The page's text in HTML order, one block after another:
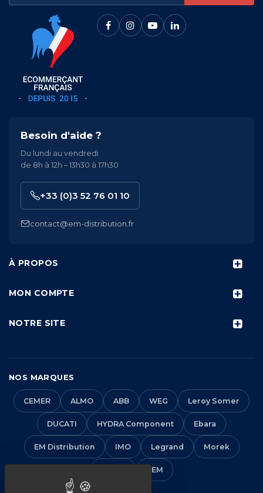
À PROPOS
MON COMPTE
NOTRE SITE
Besoin d'aide ?
Du lundi au vendredi
de 8h à 12h – 13h30 à 17h30
+33 (0)3 52 76 01 10
contact@em-distribution.fr
NOS MARQUES
CEMER ALMO ABB WEG Leroy Somer
DUCATI HYDRA Component Ebara
EM Distribution IMO Legrand Morek
VEM